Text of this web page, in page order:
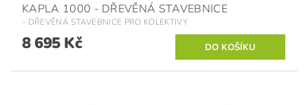
KAPLA 1000 - DŘEVĚNÁ STAVEBNICE
- DŘEVĚNÁ STAVEBNICE PRO KOLEKTIVY
8 695 Kč